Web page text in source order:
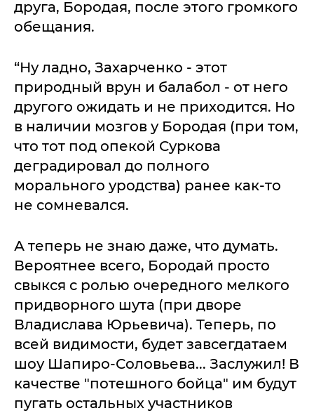
друга, Бородая, после этого громкого
обещания.
“Ну ладно, Захарченко - этот
природный врун и балабол - от него
другого ожидать и не приходится. Но
в наличии мозгов у Бородая (при том,
что тот под опекой Суркова
деградировал до полного
морального уродства) ранее как-то
не сомневался.
А теперь не знаю даже, что думать.
Вероятнее всего, Бородай просто
свыкся с ролью очередного мелкого
придворного шута (при дворе
Владислава Юрьевича). Теперь, по
всей видимости, будет завсегдатаем
шоу Шапиро-Соловьева... Заслужил! В
качестве "потешного бойца" им будут
пугать остальных участников